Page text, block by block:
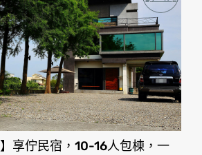
】享佇民宿，10-16人包棟，一